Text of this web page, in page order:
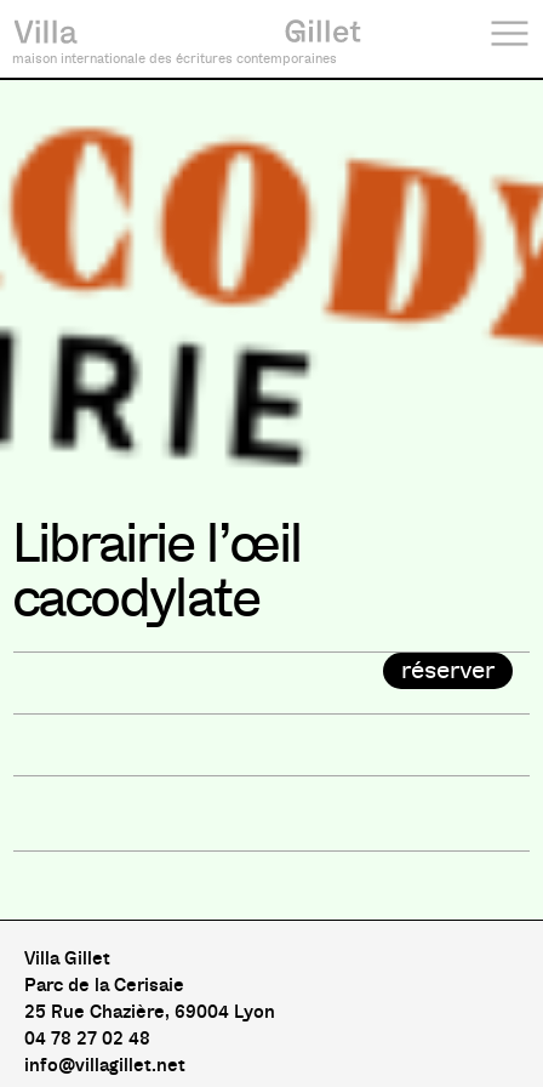
maison internationale des écritures contemporaines
Librairie l’œil
cacodylate
réserver
Villa Gillet
Parc de la Cerisaie
25 Rue Chazière, 69004 Lyon
04 78 27 02 48
info@villagillet.net